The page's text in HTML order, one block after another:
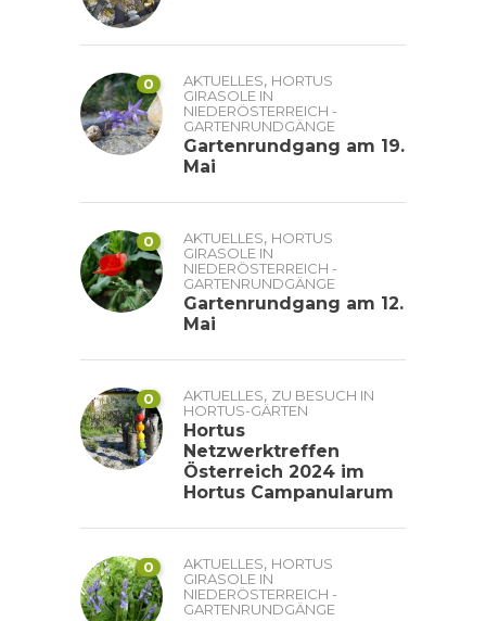
0 AKTUELLES, HORTUS
GIRASOLE IN
NIEDERÖSTERREICH -
GARTENRUNDGÄNGE
Gartenrundgang am 19.
Mai
0 AKTUELLES, HORTUS
GIRASOLE IN
NIEDERÖSTERREICH -
GARTENRUNDGÄNGE
Gartenrundgang am 12.
Mai
0 AKTUELLES, ZU BESUCH IN
HORTUS-GÄRTEN
Hortus
Netzwerktreffen
Österreich 2024 im
Hortus Campanularum
0 AKTUELLES, HORTUS
GIRASOLE IN
NIEDERÖSTERREICH -
GARTENRUNDGÄNGE